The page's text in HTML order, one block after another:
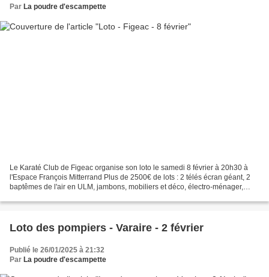
Par La poudre d'escampette
Le Karaté Club de Figeac organise son loto le samedi 8 février à 20h30 à
l'Espace François Mitterrand Plus de 2500€ de lots : 2 télés écran géant, 2
baptêmes de l'air en ULM, jambons, mobiliers et déco, électro-ménager,
Loto des pompiers - Varaire - 2 février
Publié le 26/01/2025 à 21:32
Par La poudre d'escampette